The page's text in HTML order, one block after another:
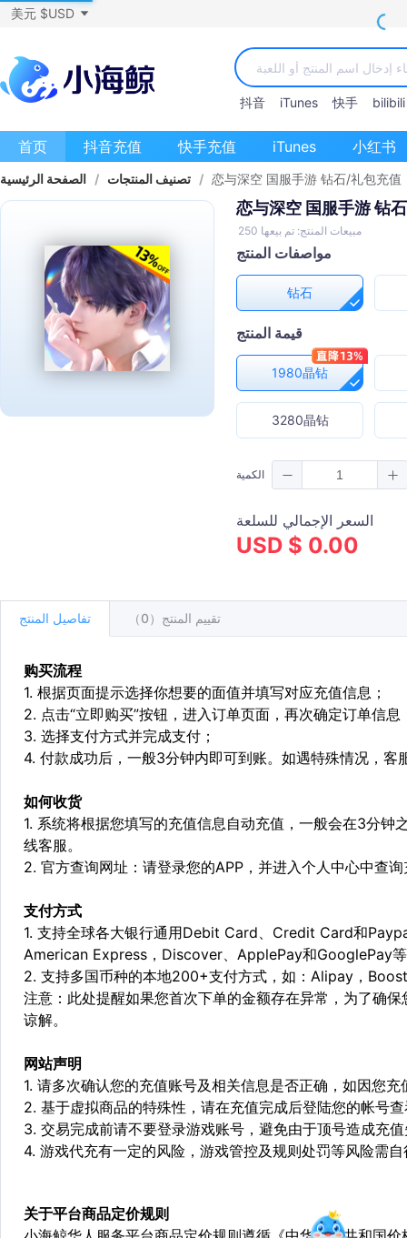
美元 $USD
抖音 iTunes 快手 bilibili
首页 抖音充值 快手充值 iTunes 小红书
الصفحة الرئيسية / تصنيف المنتجات / 恋与深空 国服手游 钻石/礼包充值
恋与深空 国服手游 钻
مبيعات المنتج: تم بيعها 250
مواصفات المنتج
钻石
قيمة المنتج
1980晶钻
3280晶钻
الكمية
السعر الإجمالي للسلعة
USD $ 0.00
تفاصيل المنتج تقييم المنتج（0）
购买流程
1. 根据页面提示选择你想要的面值并填写对应充值信息；
2. 点击“立即购买”按钮，进入订单页面，再次确定订单信息
3. 选择支付方式并完成支付；
4. 付款成功后，一般3分钟内即可到账。如遇特殊情况，
如何收货
1. 系统将根据您填写的充值信息自动充值，一般会在3分
线客服。
2. 官方查询网址：请登录您的APP，并进入个人中心中查
支付方式
1. 支持全球各大银行通用Debit Card、Credit Card和
American Express，Discover、ApplePay和GooglePay
2. 支持多国币种的本地200+支付方式，如：Alipay，
注意：此处提醒如果您首次下单的金额存在异常，为了确
谅解。
网站声明
1. 请多次确认您的充值账号及相关信息是否正确，如因您
2. 基于虚拟商品的特殊性，请在充值完成后登陆您的帐号
3. 交易完成前请不要登录游戏账号，避免由于顶号造成充
4. 游戏代充有一定的风险，游戏管控及规则处罚等风险需
关于平台商品定价规则